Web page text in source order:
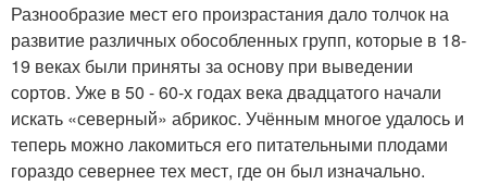
Разнообразие мест его произрастания дало толчок на
развитие различных обособленных групп, которые в 18-
19 веках были приняты за основу при выведении
сортов. Уже в 50 - 60-х годах века двадцатого начали
искать «северный» абрикос. Учённым многое удалось и
теперь можно лакомиться его питательными плодами
гораздо севернее тех мест, где он был изначально.